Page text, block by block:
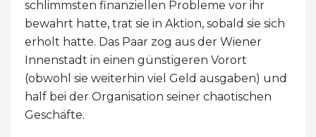
schlimmsten finanziellen Probleme vor ihr
bewahrt hatte, trat sie in Aktion, sobald sie sich
erholt hatte. Das Paar zog aus der Wiener
Innenstadt in einen günstigeren Vorort
(obwohl sie weiterhin viel Geld ausgaben) und
half bei der Organisation seiner chaotischen
Geschäfte.